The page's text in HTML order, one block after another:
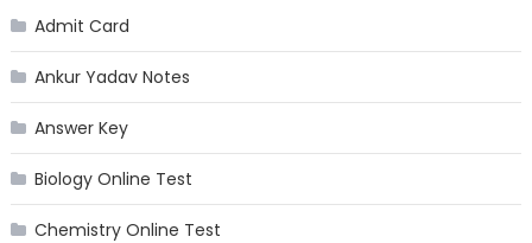
Admit Card
Ankur Yadav Notes
Answer Key
Biology Online Test
Chemistry Online Test